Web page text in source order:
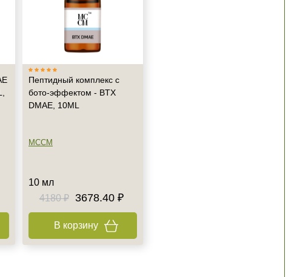
Пептидный комплекс с
бото-эффектом - BTX
DMAE, 10ML
MCCM
10 мл
4180 ₽
3678.40 ₽
В корзину